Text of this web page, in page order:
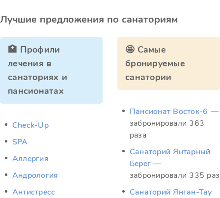
Лучшие предложения по санаториям
🏥 Профили
лечения в
санаториях и
пансионатах
Check-Up
SPA
Аллергия
Андрология
Антистресс
🤩 Самые
бронируемые
санатории
Пансионат Восток-6 —
забронировали 363
раза
Санаторий Янтарный
Берег —
забронировали 335 раз
Санаторий Янган-Тау